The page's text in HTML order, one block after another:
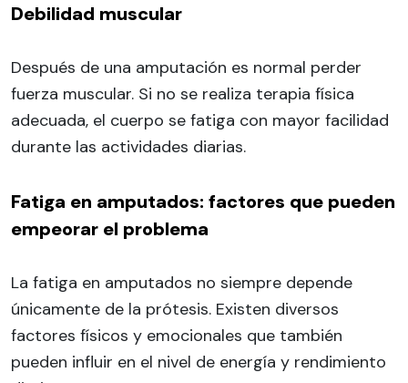
Debilidad muscular
Después de una amputación es normal perder
fuerza muscular. Si no se realiza terapia física
adecuada, el cuerpo se fatiga con mayor facilidad
durante las actividades diarias.
Fatiga en amputados: factores que pueden
empeorar el problema
La fatiga en amputados no siempre depende
únicamente de la prótesis. Existen diversos
factores físicos y emocionales que también
pueden influir en el nivel de energía y rendimiento